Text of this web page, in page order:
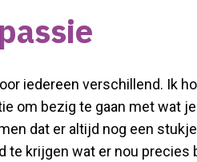
iedereen verschillend. Ik
om bezig te gaan met wat
dat er altijd nog een
te krijgen wat er nou precies